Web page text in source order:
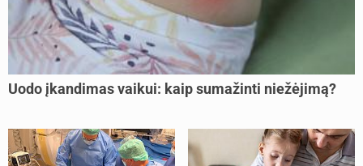
Uodo įkandimas vaikui: kaip sumažinti niežėjimą?